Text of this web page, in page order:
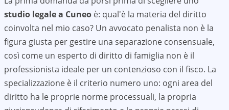
studio legale a Cuneo è: qual'è la materia del diritto
coinvolta nel mio caso? Un avvocato penalista non è la
figura giusta per gestire una separazione consensuale,
così come un esperto di diritto di famiglia non è il
professionista ideale per un contenzioso con il fisco. La
specializzazione è il criterio numero uno: ogni area del
diritto ha le proprie norme processuali, la propria